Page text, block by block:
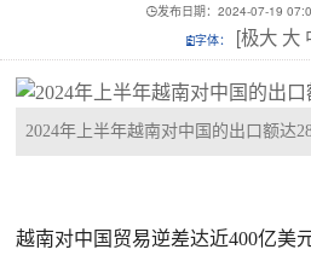
发布日期：2024-07-19
字体：
[极大 大
2024年上半年越南对中国的出口额达
越南对中国贸易逆差达近400亿美